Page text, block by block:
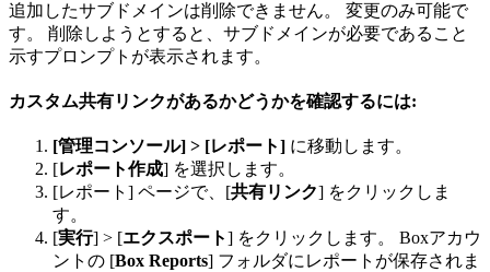
追加したサブドメインは削除できません。 変更のみ可能で
す。 削除しようとすると、サブドメインが必要であること
示すプロンプトが表示されます。
カスタム共有リンクがあるかどうかを確認するには:
[管理コンソール] > [レポート] に移動します。
[レポート作成] を選択します。
[レポート] ページで、[共有リンク] をクリックしま
す。
[実行] > [エクスポート] をクリックします。 Boxアカウ
ントの [Box Reports] フォルダにレポートが保存されま